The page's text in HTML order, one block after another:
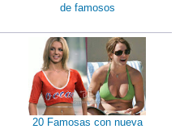
de famosos
20 Famosas con nueva